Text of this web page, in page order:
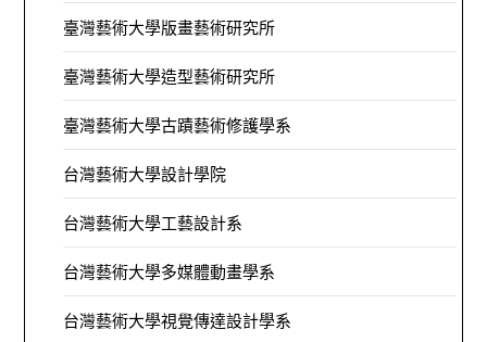
臺灣藝術大學版畫藝術研究所
臺灣藝術大學造型藝術研究所
臺灣藝術大學古蹟藝術修護學系
台灣藝術大學設計學院
台灣藝術大學工藝設計系
台灣藝術大學多媒體動畫學系
台灣藝術大學視覺傳達設計學系